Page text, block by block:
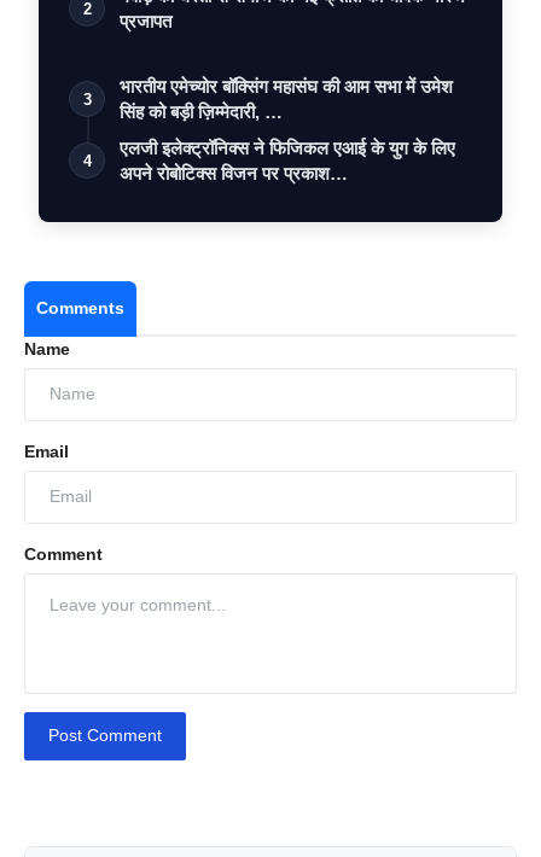
2
प्रजापत
3
भारतीय एमेच्योर बॉक्सिंग महासंघ की आम सभा में उमेश
सिंह को बड़ी ज़िम्मेदारी, …
4
एलजी इलेक्ट्रॉनिक्स ने फिजिकल एआई के युग के लिए
अपने रोबोटिक्स विजन पर प्रकाश…
Comments
Name
Email
Comment
Post Comment